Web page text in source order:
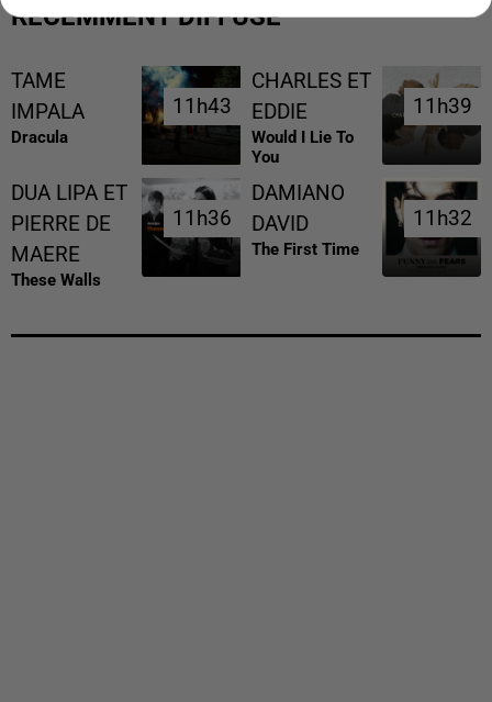
RÉCEMMENT DIFFUSÉ
TAME
IMPALA
Dracula
11h43
11h43
CHARLES ET
EDDIE
Would I Lie To
You
11h39
11h39
DUA LIPA ET
PIERRE DE
MAERE
These Walls
11h36
11h36
DAMIANO
DAVID
The First Time
11h32
11h32